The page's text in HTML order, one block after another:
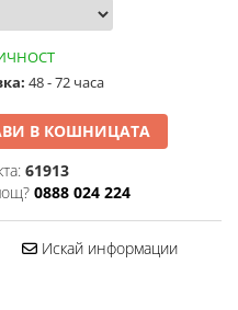
48 - 72 часа
В КОШНИЦАТА
61913
0888 024 224
Искай информации